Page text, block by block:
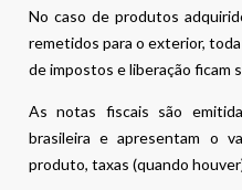
No caso de produtos
remetidos para o exterior,
de impostos e liberação ficam
As notas fiscais são
brasileira e apresentam o
produto, taxas (quando